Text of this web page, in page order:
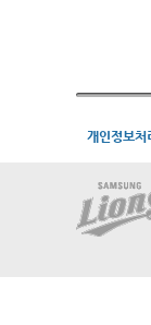
개인정보처